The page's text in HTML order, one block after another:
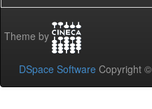
Theme by
DSpace Software Copyright